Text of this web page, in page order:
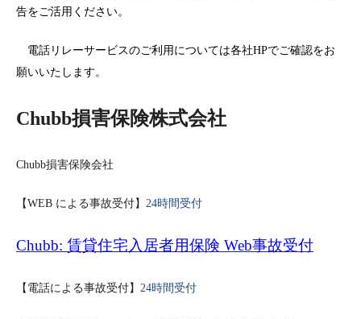
告をご活用ください。
電話リレーサービスのご利用については各社HPでご確認をお
願いいたします。
Chubb損害保険株式会社
Chubb損害保険会社
【WEB による事故受付】 24時間受付
Chubb: 賃貸住宅入居者用保険 Web事故受付
【電話による事故受付】 24時間受付